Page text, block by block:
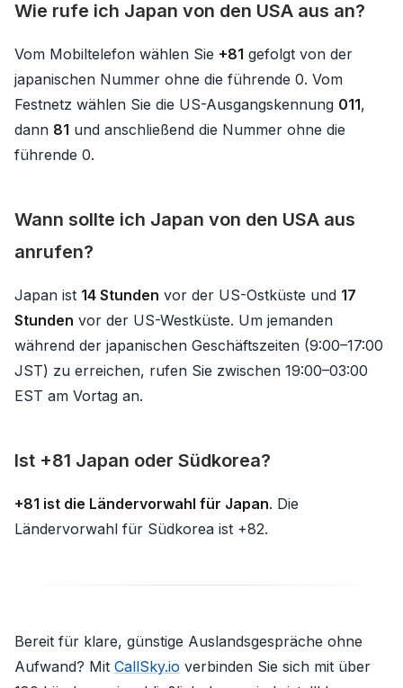
Wie rufe ich Japan von den USA aus an?
Vom Mobiltelefon wählen Sie +81 gefolgt von der
japanischen Nummer ohne die führende 0. Vom
Festnetz wählen Sie die US-Ausgangskennung 011,
dann 81 und anschließend die Nummer ohne die
führende 0.
Wann sollte ich Japan von den USA aus
anrufen?
Japan ist 14 Stunden vor der US-Ostküste und 17
Stunden vor der US-Westküste. Um jemanden
während der japanischen Geschäftszeiten (9:00–17:00
JST) zu erreichen, rufen Sie zwischen 19:00–03:00
EST am Vortag an.
Ist +81 Japan oder Südkorea?
+81 ist die Ländervorwahl für Japan. Die
Ländervorwahl für Südkorea ist +82.
Bereit für klare, günstige Auslandsgespräche ohne
Aufwand? Mit CallSky.io verbinden Sie sich mit über